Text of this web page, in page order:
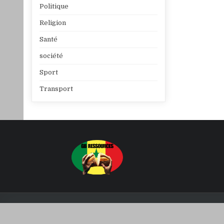
Politique
Religion
Santé
société
Sport
Transport